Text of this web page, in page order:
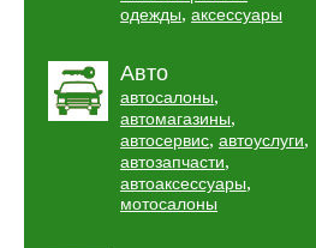
одежды, аксессуары
Авто
автосалоны,
автомагазины,
автосервис, автоуслуги,
автозапчасти,
автоаксессуары,
мотосалоны